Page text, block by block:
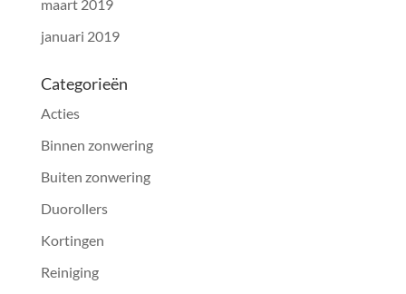
maart 2019
januari 2019
Categorieën
Acties
Binnen zonwering
Buiten zonwering
Duorollers
Kortingen
Reiniging